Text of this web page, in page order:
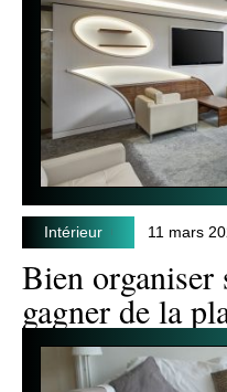
Intérieur 11 mars
Bien organiser
gagner de la